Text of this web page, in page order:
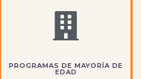
PROGRAMAS DE MAYORÍA DE
EDAD